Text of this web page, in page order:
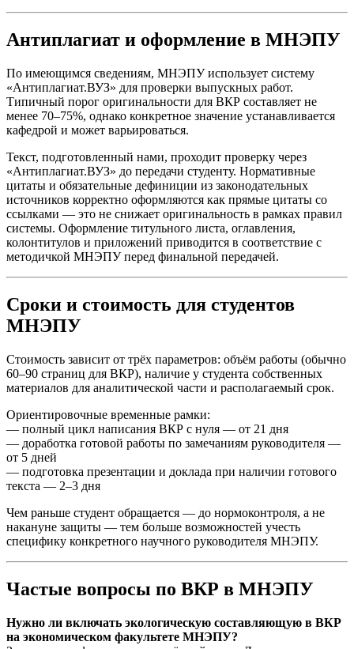
Антиплагиат и оформление в МНЭПУ
По имеющимся сведениям, МНЭПУ использует систему
«Антиплагиат.ВУЗ» для проверки выпускных работ.
Типичный порог оригинальности для ВКР составляет не
менее 70–75%, однако конкретное значение устанавливается
кафедрой и может варьироваться.
Текст, подготовленный нами, проходит проверку через
«Антиплагиат.ВУЗ» до передачи студенту. Нормативные
цитаты и обязательные дефиниции из законодательных
источников корректно оформляются как прямые цитаты со
ссылками — это не снижает оригинальность в рамках правил
системы. Оформление титульного листа, оглавления,
колонтитулов и приложений приводится в соответствие с
методичкой МНЭПУ перед финальной передачей.
Сроки и стоимость для студентов
МНЭПУ
Стоимость зависит от трёх параметров: объём работы (обычно
60–90 страниц для ВКР), наличие у студента собственных
материалов для аналитической части и располагаемый срок.
Ориентировочные временные рамки:
— полный цикл написания ВКР с нуля — от 21 дня
— доработка готовой работы по замечаниям руководителя —
от 5 дней
— подготовка презентации и доклада при наличии готового
текста — 2–3 дня
Чем раньше студент обращается — до нормоконтроля, а не
накануне защиты — тем больше возможностей учесть
специфику конкретного научного руководителя МНЭПУ.
Частые вопросы по ВКР в МНЭПУ
Нужно ли включать экологическую составляющую в ВКР
на экономическом факультете МНЭПУ?